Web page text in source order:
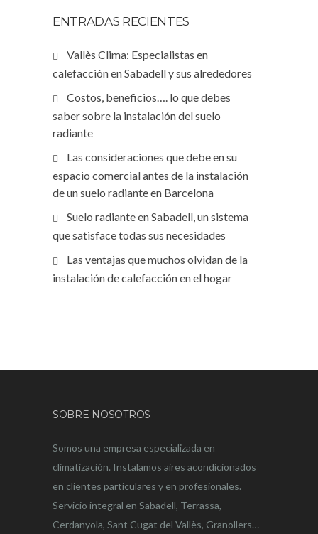
ENTRADAS RECIENTES
Vallès Clima: Especialistas en
calefacción en Sabadell y sus alrededores
Costos, beneficios…. lo que debes
saber sobre la instalación del suelo
radiante
Las consideraciones que debe en su
espacio comercial antes de la instalación
de un suelo radiante en Barcelona
Suelo radiante en Sabadell, un sistema
que satisface todas sus necesidades
Las ventajas que muchos olvidan de la
instalación de calefacción en el hogar
SOBRE NOSOTROS
Somos una empresa especializada en
climatización. Instalamos aires acondicionados
en clientes particulares y en profesionales.
Servicio integral en Sabadell, Terrassa,
Cerdanyola, Sant Cugat del Vallès, Granollers…